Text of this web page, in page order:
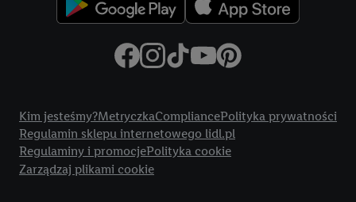
Kim jesteśmy?MetryczkaCompliancePolityka prywatności
Regulamin sklepu internetowego lidl.pl
Regulaminy i promocjePolityka cookie
Zarządzaj plikami cookie
następnie wykorzystać w podobny sposób jak poniżej opisany
w usługach świadczonych przez podmioty trzecie i wyświetlać
mu spersonalizowane reklamy. W tym celu my i jeden z innych
w postaci zahashowanej.
Użytkownik upoważnia również firmę Utiq oraz operatora